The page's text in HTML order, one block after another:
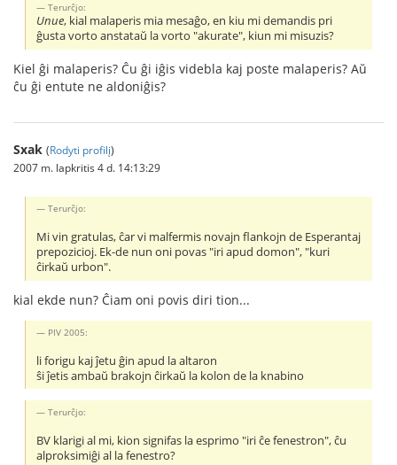
Terurĉjo:
Unue, kial malaperis mia mesaĝo, en kiu mi demandis pri
ĝusta vorto anstataŭ la vorto "akurate", kiun mi misuzis?
Kiel ĝi malaperis? Ĉu ĝi iĝis videbla kaj poste malaperis? Aŭ
ĉu ĝi entute ne aldoniĝis?
Sxak (Rodyti profilį)
2007 m. lapkritis 4 d. 14:13:29
Terurĉjo:
Mi vin gratulas, ĉar vi malfermis novajn flankojn de Esperantaj
prepozicioj. Ek-de nun oni povas "iri apud domon", "kuri
ĉirkaŭ urbon".
kial ekde nun? Ĉiam oni povis diri tion...
PIV 2005:
li forigu kaj ĵetu ĝin apud la altaron
ŝi ĵetis ambaŭ brakojn ĉirkaŭ la kolon de la knabino
Terurĉjo:
BV klarigi al mi, kion signifas la esprimo "iri ĉe fenestron", ĉu
alproksimiĝi al la fenestro?